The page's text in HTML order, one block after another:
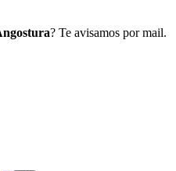
? Te avisamos por mail.